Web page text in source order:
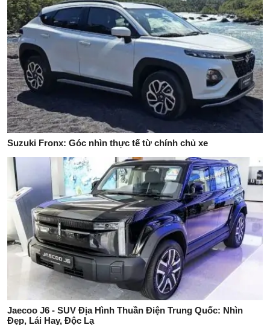
Suzuki Fronx: Góc nhìn thực tế từ chính chủ xe
Jaecoo J6 - SUV Địa Hình Thuần Điện Trung Quốc: Nhìn
Đẹp, Lái Hay, Độc Lạ